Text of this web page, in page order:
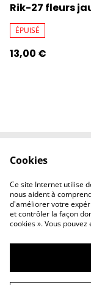
Rik-27 fleurs
ÉPUISÉ
13,00 €
©2026l'éclipse
Cookies
Ce site Internet utilise
nous aident à
d'améliorer votre
et contrôler la façon
cookies ». Vous